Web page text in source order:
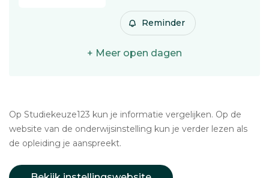
Reminder
+ Meer open dagen
Op Studiekeuze123 kun je informatie vergelijken. Op de
website van de onderwijsinstelling kun je verder lezen als
de opleiding je aanspreekt.